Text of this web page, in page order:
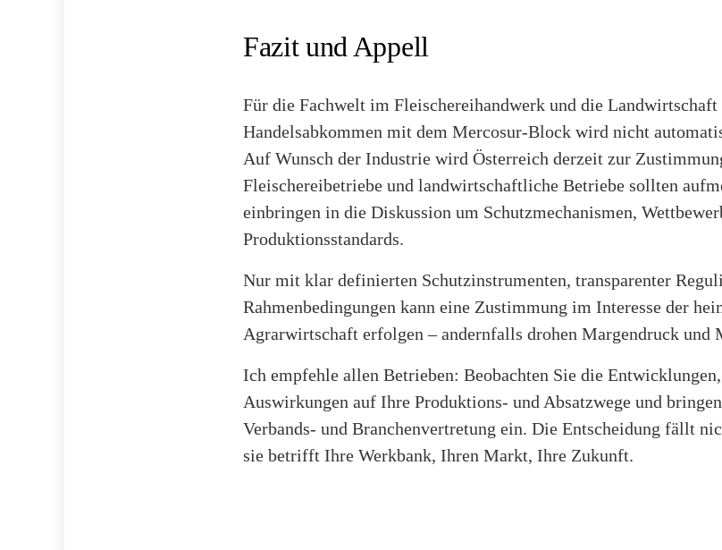
Fazit und Appell
Für die Fachwelt im Fleischereihandwerk und die
Handelsabkommen mit dem Mercosur-Block wird nicht
Auf Wunsch der Industrie wird Österreich derzeit zur
Fleischereibetriebe und landwirtschaftliche Betriebe sollten
einbringen in die Diskussion um Schutzmechanismen,
Produktionsstandards.
Nur mit klar definierten Schutzinstrumenten, transparenter
Rahmenbedingungen kann eine Zustimmung im Interesse der
Agrarwirtschaft erfolgen – andernfalls drohen Margendruck und
Ich empfehle allen Betrieben: Beobachten Sie die
Auswirkungen auf Ihre Produktions- und Absatzwege und
Verbands- und Branchenvertretung ein. Die Entscheidung fällt
sie betrifft Ihre Werkbank, Ihren Markt, Ihre Zukunft.